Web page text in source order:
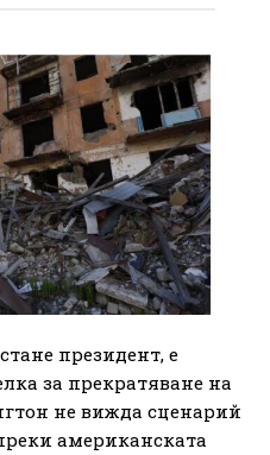
президент, е
за прекратяване на
не вижда сценарий
американската